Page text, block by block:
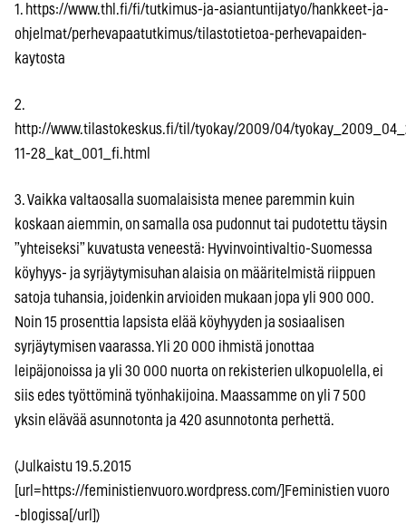
1. https://www.thl.fi/fi/tutkimus-ja-asiantuntijatyo/hankkeet-ja-
ohjelmat/perhevapaatutkimus/tilastotietoa-perhevapaiden-
kaytosta
2.
http://www.tilastokeskus.fi/til/tyokay/2009/04/
11-28_kat_001_fi.html
3. Vaikka valtaosalla suomalaisista menee paremmin kuin
koskaan aiemmin, on samalla osa pudonnut tai pudotettu täysin
”yhteiseksi” kuvatusta veneestä: Hyvinvointivaltio-Suomessa
köyhyys- ja syrjäytymisuhan alaisia on määritelmistä riippuen
satoja tuhansia, joidenkin arvioiden mukaan jopa yli 900 000.
Noin 15 prosenttia lapsista elää köyhyyden ja sosiaalisen
syrjäytymisen vaarassa. Yli 20 000 ihmistä jonottaa
leipäjonoissa ja yli 30 000 nuorta on rekisterien ulkopuolella, ei
siis edes työttöminä työnhakijoina. Maassamme on yli 7 500
yksin elävää asunnotonta ja 420 asunnotonta perhettä.
(Julkaistu 19.5.2015
[url=https://feministienvuoro.wordpress.com/]Feministien vuoro
-blogissa[/url])